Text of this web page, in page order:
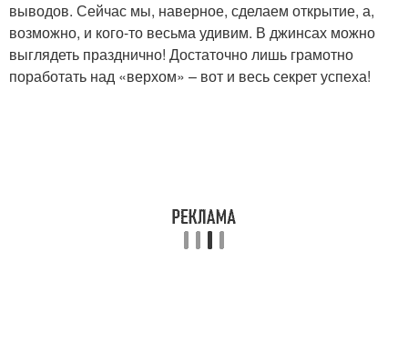
выводов. Сейчас мы, наверное, сделаем открытие, а,
возможно, и кого-то весьма удивим. В джинсах можно
выглядеть празднично! Достаточно лишь грамотно
поработать над «верхом» – вот и весь секрет успеха!